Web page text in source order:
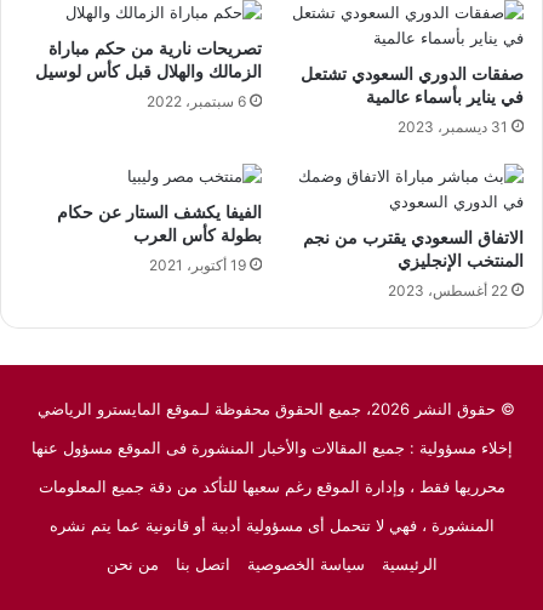
صفقات الدوري السعودي تشتعل
في يناير بأسماء عالمية
31 ديسمبر، 2023
تصريحات نارية من حكم مباراة
الزمالك والهلال قبل كأس لوسيل
6 سبتمبر، 2022
الاتفاق السعودي يقترب من نجم
المنتخب الإنجليزي
22 أغسطس، 2023
الفيفا يكشف الستار عن حكام
بطولة كأس العرب
19 أكتوبر، 2021
© حقوق النشر 2026، جميع الحقوق محفوظة لـموقع المايسترو الرياضي
إخلاء مسؤولية : جميع المقالات والأخبار المنشورة فى الموقع مسؤول عنها
محرريها فقط ، وإدارة الموقع رغم سعيها للتأكد من دقة جميع المعلومات
المنشورة ، فهي لا تتحمل أى مسؤولية أدبية أو قانونية عما يتم نشره
الرئيسية
سياسة الخصوصية اتصل بنا من نحن